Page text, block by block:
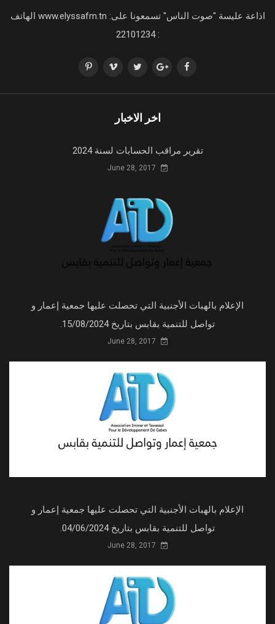
اذاعة عليسة "صوت الناس" تسمعونا على: www.elyssafm.tn الهاتف
: 22101234
اخر الاخبار
تقرير مراقب الحسابات لسنة 2024
الإعلام بالهبات الأجنبية التي تحصلت عليها جمعية إعمار و
تواصل للتنمية بقابس بتاريخ 15/08/2024.
الإعلام بالهبات الأجنبية التي تحصلت عليها جمعية إعمار و
تواصل للتنمية بقابس بتاريخ 04/06/2024.